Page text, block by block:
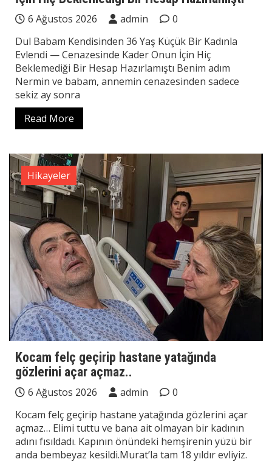
6 Ağustos 2026 admin
0
Dul Babam Kendisinden 36 Yaş Küçük Bir Kadınla
Evlendi — Cenazesinde Kader Onun İçin Hiç
Beklemediği Bir Hesap Hazırlamıştı Benim adım
Nermin ve babam, annemin cenazesinden sadece
sekiz ay sonra
Read More
Hikayeler
Kocam felç geçirip hastane yatağında
gözlerini açar açmaz..
6 Ağustos 2026 admin
0
Kocam felç geçirip hastane yatağında gözlerini açar
açmaz… Elimi tuttu ve bana ait olmayan bir kadının
adını fısıldadı. Kapının önündeki hemşirenin yüzü bir
anda bembeyaz kesildi.Murat’la tam 18 yıldır evliyiz.